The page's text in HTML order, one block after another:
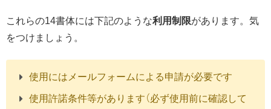
これらの14書体には下記のような利用制限があります。気
をつけましょう。
使用にはメールフォームによる申請が必要です
使用許諾条件等があります（必ず使用前に確認して